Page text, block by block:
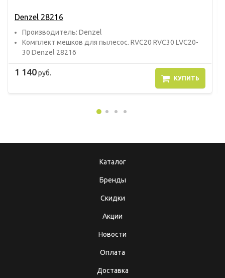
Denzel 28216
Прoизвoдитель: Denzel
Комплект мешков для пылесос. RVC20 RVC30 LVC20-
30 Denzel 28216
1 140руб.
КУПИТЬ
Каталог
Бренды
Скидки
Акции
Новости
Оплата
Доставка